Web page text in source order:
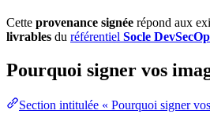
Cette provenance signée répond aux
livrables du référentiel Socle
Pourquoi signer vos
Section intitulée « Pourquoi signer